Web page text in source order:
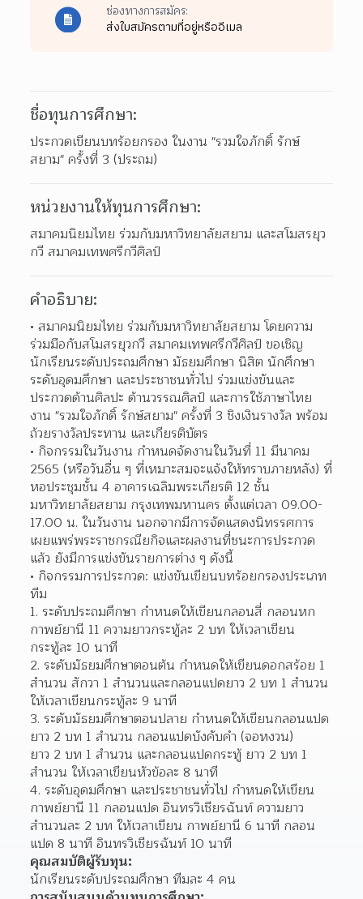
ช่องทางการสมัคร:
ส่งใบสมัครตามที่อยู่หรืออีเมล
ชื่อทุนการศึกษา:
ประกวดเขียนบทร้อยกรอง ในงาน "รวมใจภักดิ์ รักษ์
สยาม" ครั้งที่ 3 (ประถม)
หน่วยงานให้ทุนการศึกษา:
สมาคมนิยมไทย ร่วมกับมหาวิทยาลัยสยาม และสโมสรยุว
กวี สมาคมเทพศรีกวีศิลป์
คำอธิบาย:
สมาคมนิยมไทย ร่วมกับมหาวิทยาลัยสยาม โดยความ
ร่วมมือกับสโมสรยุวกวี สมาคมเทพศรีกวีศิลป์ ขอเชิญ
นักเรียนระดับประถมศึกษา มัธยมศึกษา นิสิต นักศึกษา
ระดับอุดมศึกษา และประชาชนทั่วไป ร่วมแข่งขันและ
ประกวดด้านศิลปะ ด้านวรรณศิลป์ และการใช้ภาษาไทย
งาน "รวมใจภักดิ์ รักษ์สยาม" ครั้งที่ 3 ชิงเงินรางวัล พร้อม
ถ้วยรางวัลประทาน และเกียรติบัตร
กิจกรรมในวันงาน กำหนดจัดงานในวันที่ 11 มีนาคม
2565 (หรือวันอื่น ๆ ที่เหมาะสมจะแจ้งให้ทราบภายหลัง) ที่
หอประชุมชั้น 4 อาคารเฉลิมพระเกียรติ 12 ชั้น
มหาวิทยาลัยสยาม กรุงเทพมหานคร ตั้งแต่เวลา 09.00-
17.00 น. ในวันงาน นอกจากมีการจัดแสดงนิทรรศการ
เผยแพร่พระราชกรณียกิจและผลงานที่ชนะการประกวด
แล้ว ยังมีการแข่งขันรายการต่าง ๆ ดังนี้
กิจกรรมการประกวด: แข่งขันเขียนบทร้อยกรองประเภท
ทีม
ระดับประถมศึกษา กำหนดให้เขียนกลอนสี่ กลอนหก
กาพย์ยานี 11 ความยาวกระทู้ละ 2 บท ให้เวลาเขียน
กระทู้ละ 10 นาที
ระดับมัธยมศึกษาตอนต้น กำหนดให้เขียนดอกสร้อย 1
สำนวน สักวา 1 สำนวนและกลอนแปดยาว 2 บท 1 สำนวน
ให้เวลาเขียนกระทู้ละ 9 นาที
ระดับมัธยมศึกษาตอนปลาย กำหนดให้เขียนกลอนแปด
ยาว 2 บท 1 สำนวน กลอนแปดบังคับคำ (จอหงวน)
ยาว 2 บท 1 สำนวน และกลอนแปดกระทู้ ยาว 2 บท 1
สำนวน ให้เวลาเขียนหัวข้อละ 8 นาที
ระดับอุดมศึกษา และประชาชนทั่วไป กำหนดให้เขียน
กาพย์ยานี 11 กลอนแปด อินทรวิเชียรฉันท์ ความยาว
สำนวนละ 2 บท ให้เวลาเขียน กาพย์ยานี 6 นาที กลอน
แปด 8 นาที อินทรวิเชียรฉันท์ 10 นาที
คุณสมบัติผู้รับทุน:
นักเรียนระดับประถมศึกษา ทีมละ 4 คน